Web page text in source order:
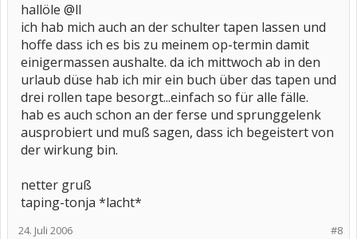
hallöle @ll
ich hab mich auch an der schulter tapen lassen und
hoffe dass ich es bis zu meinem op-termin damit
einigermassen aushalte. da ich mittwoch ab in den
urlaub düse hab ich mir ein buch über das tapen und
drei rollen tape besorgt...einfach so für alle fälle.
hab es auch schon an der ferse und sprunggelenk
ausprobiert und muß sagen, dass ich begeistert von
der wirkung bin.
netter gruß
taping-tonja *lacht*
#8
24. Juli 2006